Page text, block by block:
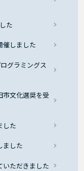
た
催しました
グラミングス
市文化選奨を受
した
ました
ただきました